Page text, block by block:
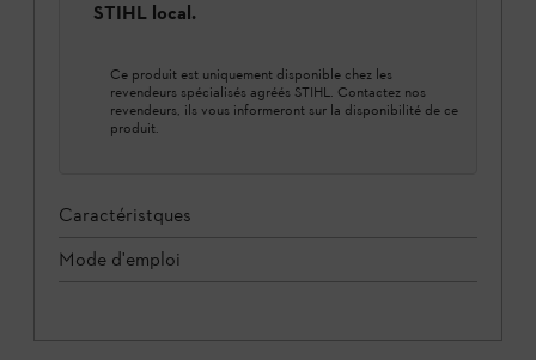
STIHL local.
Ce produit est uniquement disponible chez les
revendeurs spécialisés agréés STIHL. Contactez nos
revendeurs, ils vous informeront sur la disponibilité de ce
produit.
Caractéristques
Mode d'emploi